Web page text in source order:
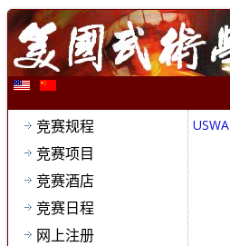
竞赛规程
竞赛项目
竞赛酒店
竞赛日程
网上注册
USWA